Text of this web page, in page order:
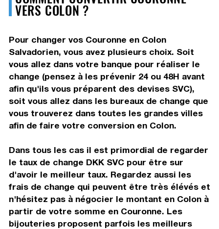
VERS COLON ?
Pour changer vos Couronne en Colon
Salvadorien, vous avez plusieurs choix. Soit
vous allez dans votre banque pour réaliser le
change (pensez à les prévenir 24 ou 48H avant
afin qu'ils vous préparent des devises SVC),
soit vous allez dans les bureaux de change que
vous trouverez dans toutes les grandes villes
afin de faire votre conversion en Colon.
Dans tous les cas il est primordial de regarder
le taux de change DKK SVC pour être sur
d'avoir le meilleur taux. Regardez aussi les
frais de change qui peuvent être très élévés et
n'hésitez pas à négocier le montant en Colon à
partir de votre somme en Couronne. Les
bijouteries proposent parfois les meilleurs